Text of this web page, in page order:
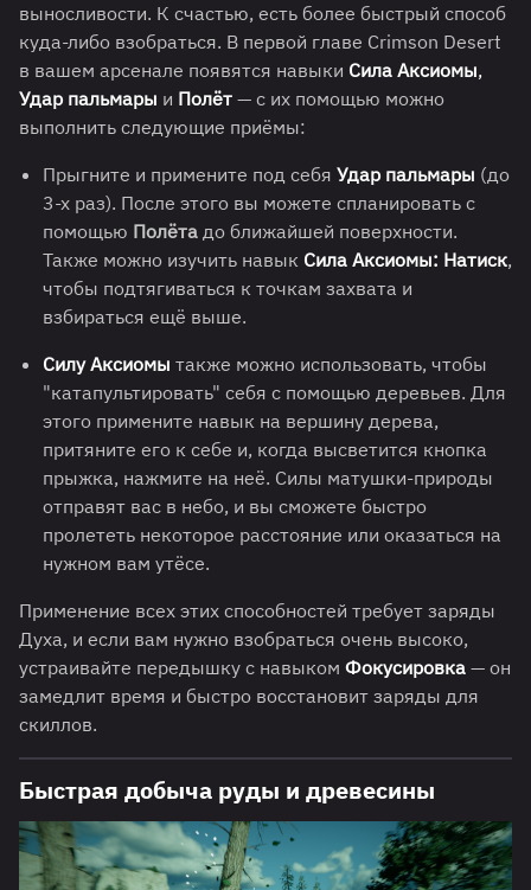
выносливости. К счастью, есть более быстрый способ
куда-либо взобраться. В первой главе Crimson Desert
в вашем арсенале появятся навыки Сила Аксиомы,
Удар пальмары и Полёт — с их помощью можно
выполнить следующие приёмы:
Прыгните и примените под себя Удар пальмары (до
3-х раз). После этого вы можете спланировать с
помощью Полёта до ближайшей поверхности.
Также можно изучить навык Сила Аксиомы: Натиск,
чтобы подтягиваться к точкам захвата и
взбираться ещё выше.
Силу Аксиомы также можно использовать, чтобы
"катапультировать" себя с помощью деревьев. Для
этого примените навык на вершину дерева,
притяните его к себе и, когда высветится кнопка
прыжка, нажмите на неё. Силы матушки-природы
отправят вас в небо, и вы сможете быстро
пролететь некоторое расстояние или оказаться на
нужном вам утёсе.
Применение всех этих способностей требует заряды
Духа, и если вам нужно взобраться очень высоко,
устраивайте передышку с навыком Фокусировка — он
замедлит время и быстро восстановит заряды для
скиллов.
Быстрая добыча руды и древесины